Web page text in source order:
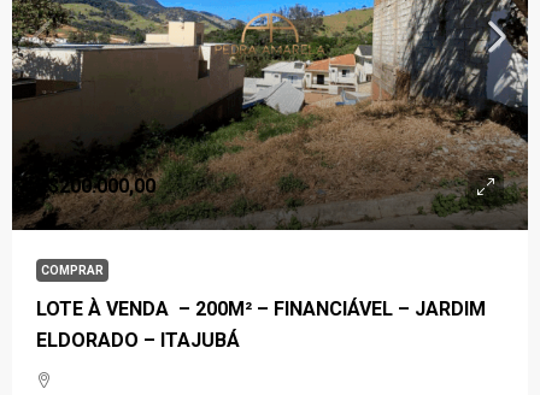
R$200.000,00
COMPRAR
LOTE À VENDA – 200M² – FINANCIÁVEL – JARDIM
ELDORADO – ITAJUBÁ